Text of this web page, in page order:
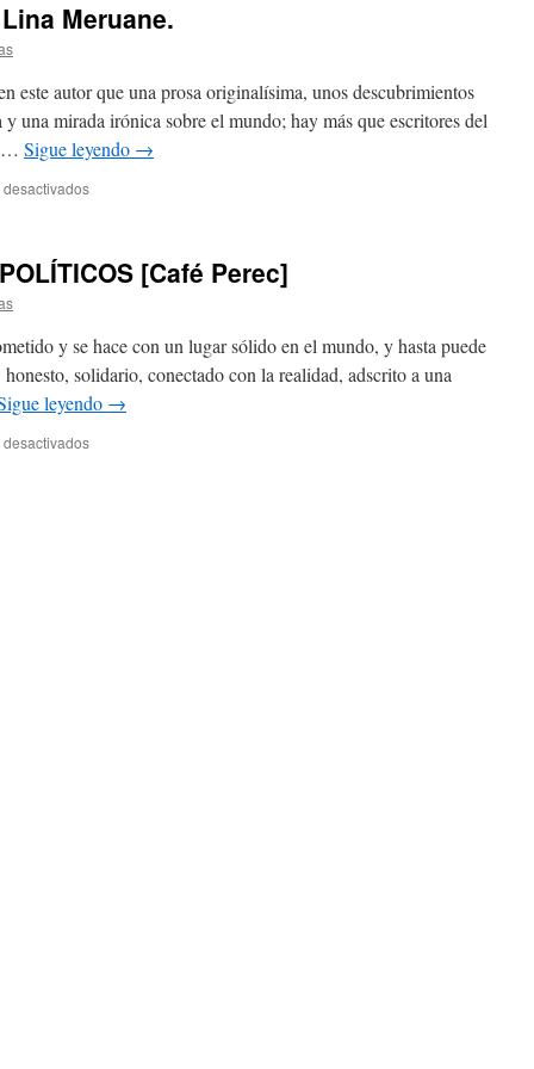
Meruane.
este autor que una prosa originalísima, unos descubrimientos
una mirada irónica sobre el mundo; hay más que escritores del
… Sigue leyendo →
[Café Perec]
y se hace con un lugar sólido en el mundo, y hasta puede
solidario, conectado con la realidad, adscrito a una
leyendo →